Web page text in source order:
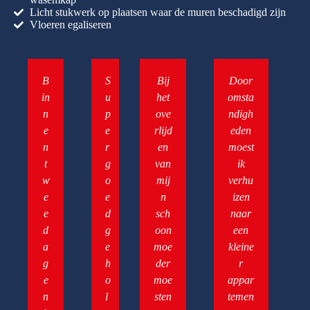
Licht stukwerk op plaatsen waar de muren beschadigd zijn
Vloeren egaliseren
B
in
n
e
n
t
w
e
e
d
a
g
e
n
S
u
p
e
r
g
o
e
d
g
e
h
o
l
Bij
het
ove
rlijd
en
van
mij
n
sch
oon
moe
der
moe
sten
Door
omsta
ndigh
eden
moest
ik
verhu
izen
naar
een
kleine
r
appar
temen